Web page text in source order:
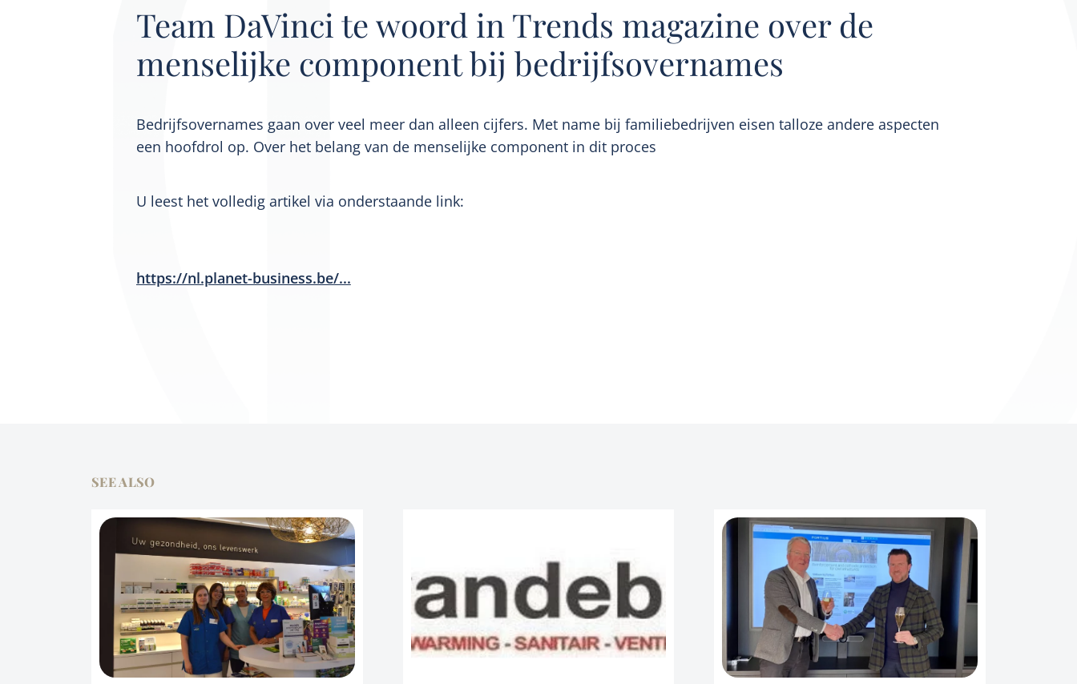
Team DaVinci te woord in Trends magazine over de
menselijke component bij bedrijfsovernames
Bedrijfsovernames gaan over veel meer dan alleen cijfers. Met name bij familiebedrijven eisen talloze andere aspecten
een hoofdrol op. Over het belang van de menselijke component in dit proces
U leest het volledig artikel via onderstaande link:
https://nl.planet-business.be/...
SEE ALSO